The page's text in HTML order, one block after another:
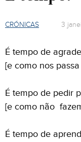
CRÓNICAS 3
É tempo de
[e como nos
É tempo de pedir
[e como não
É tempo de